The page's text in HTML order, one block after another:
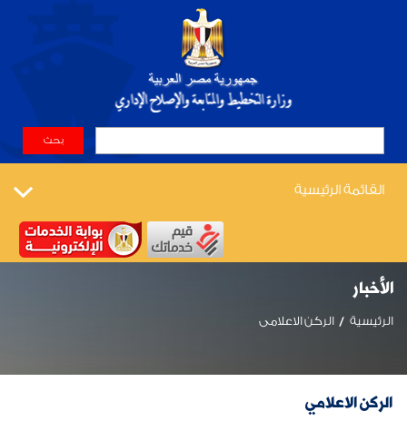
القائمة الرئيسية
الأخبار
الرئيسية الركن الاعلامى
الركن الاعلامي